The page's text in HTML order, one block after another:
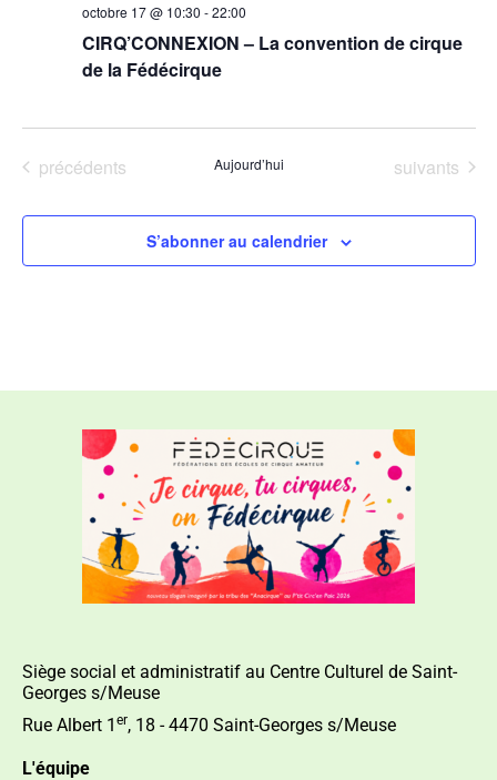
CIRQ’CONNEXION – La convention de cirque
de la Fédécirque
octobre 17 @ 10:30 -22:00
Évènements
précédents Aujourd’hui Évènements
suivants
S’abonner au calendrier
Siège social et administratif au Centre Culturel de Saint-
Georges s/Meuse
Rue Albert 1 er, 18 - 4470 Saint-Georges s/Meuse
L'équipe